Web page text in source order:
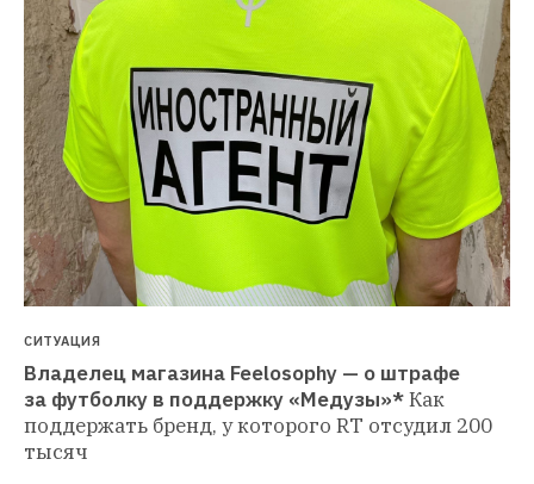
СИТУАЦИЯ
Владелец магазина Feelosophy — о штрафе
за футболку в поддержку «Медузы»*Как
поддержать бренд, у которого RT отсудил 200
тысяч